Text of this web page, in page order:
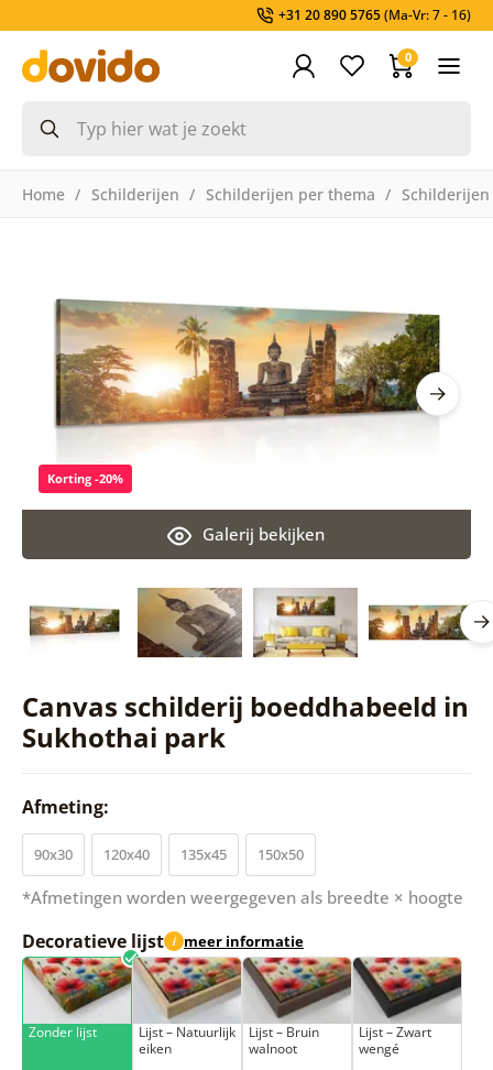
+31 20 890 5765(Ma-Vr: 7 - 16)
0
Home Schilderijen Schilderijen per thema Schilderijen
Canvas schilderij boeddhabeeld in
Sukhothai park
Galerij bekijken
Korting -20%
Afmeting:
90x30 120x40 135x45 150x50
*Afmetingen worden weergegeven als breedte × hoogte
Decoratieve lijst i meer informatie
Zonder lijst
Lijst – Natuurlijk
eiken
Lijst – Bruin
walnoot
Lijst – Zwart
wengé